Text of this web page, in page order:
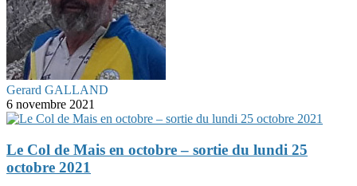
Gerard GALLAND
6 novembre 2021
Le Col de Mais en octobre – sortie du lundi 25
octobre 2021